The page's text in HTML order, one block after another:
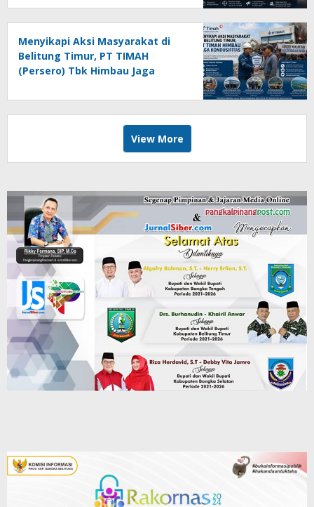
Pers
Menyikapi Aksi Masyarakat di
Belitung Timur, PT TIMAH
(Persero) Tbk Himbau Jaga
View More